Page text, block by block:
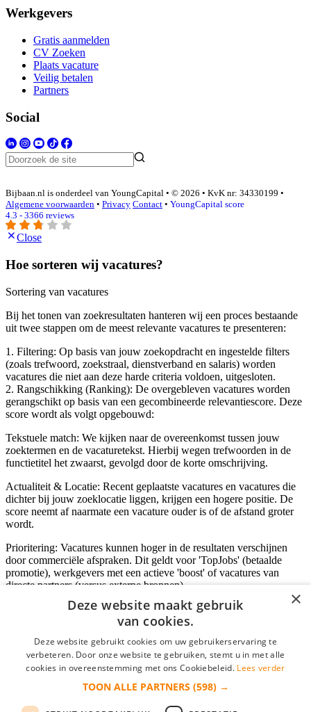
Werkgevers
Gratis aanmelden
CV Zoeken
Plaats vacature
Veilig betalen
Partners
Social
Bijbaan.nl is onderdeel van YoungCapital • © 2026 • KvK nr: 34330199 •
Algemene voorwaarden • Privacy Contact • YoungCapital score
4.3 - 3366 reviews
Close
Hoe sorteren wij vacatures?
Sortering van vacatures
Bij het tonen van zoekresultaten hanteren wij een proces bestaande
uit twee stappen om de meest relevante vacatures te presenteren:
1. Filtering: Op basis van jouw zoekopdracht en ingestelde filters
(zoals trefwoord, zoekstraal, dienstverband en salaris) worden
vacatures die niet aan deze harde criteria voldoen, uitgesloten.
2. Rangschikking (Ranking): De overgebleven vacatures worden
gerangschikt op basis van een gecombineerde relevantiescore. Deze
score wordt als volgt opgebouwd:
Tekstuele match: We kijken naar de overeenkomst tussen jouw
zoektermen en de vacaturetekst. Hierbij wegen trefwoorden in de
functietitel het zwaarst, gevolgd door de korte omschrijving.
Actualiteit & Locatie: Recent geplaatste vacatures en vacatures die
dichter bij jouw zoeklocatie liggen, krijgen een hogere positie. De
score neemt af naarmate een vacature ouder is of de afstand groter
wordt.
Prioritering: Vacatures kunnen hoger in de resultaten verschijnen
door commerciële afspraken. Dit geldt voor 'TopJobs' (betaalde
promotie), werkgevers met een actieve 'boost' of vacatures van
directe partners (versus externe bronnen).
Inloggen als bedrijf
*
×
Deze website maakt gebruik
van cookies.
Deze website gebruikt cookies om uw gebruikerservaring te
verbeteren. Door onze website te gebruiken, stemt u in met alle
cookies in overeenstemming met ons Cookiebeleid. Lees verder
TOON ALLE PARTNERS (598) →